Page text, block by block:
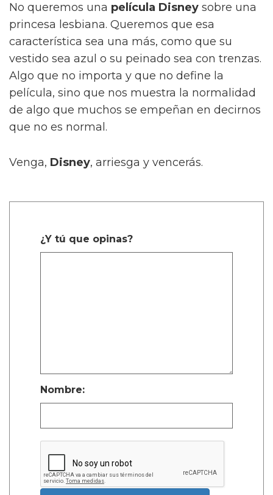
No queremos una película Disney sobre una
princesa lesbiana. Queremos que esa
característica sea una más, como que su
vestido sea azul o su peinado sea con trenzas.
Algo que no importa y que no define la
película, sino que nos muestra la normalidad
de algo que muchos se empeñan en decirnos
que no es normal.
Venga, Disney, arriesga y vencerás.
¿Y tú que opinas?
Nombre: